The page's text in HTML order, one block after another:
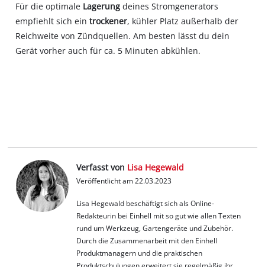
Für die optimale Lagerungdeines Stromgenerators
empfiehlt sich eintrockener, kühler Platz außerhalb der
Reichweite von Zündquellen. Am besten lässt du dein
Gerät vorher auch für ca. 5 Minuten abkühlen.
Verfasst von Lisa Hegewald
Veröffentlicht am 22.03.2023
Lisa Hegewald beschäftigt sich als Online-
Redakteurin bei Einhell mit so gut wie allen Texten
rund um Werkzeug, Gartengeräte und Zubehör.
Durch die Zusammenarbeit mit den Einhell
Produktmanagern und die praktischen